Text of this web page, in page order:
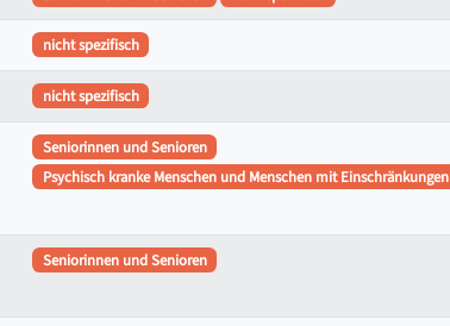
nicht spezifisch
nicht spezifisch
Seniorinnen und Senioren
Psychisch kranke Menschen und Menschen mit Einschränkungen
Seniorinnen und Senioren